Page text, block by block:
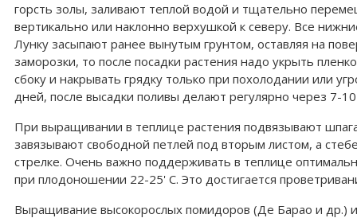
горсть золы, заливают теплой водой и тщательно
вертикально или наклонно верхушкой к северу. Все
Лунку засыпают ранее вынутым грунтом, оставляя на
заморозки, то после посадки растения надо укрыть
сбоку и накрывать грядку только при похолодании или
дней, после высадки поливы делают регулярно через 7-
При выращивании в теплице растения подвязывают
завязывают свободной петлей под вторым листом, а
стрелке. Очень важно поддерживать в теплице
при плодоношении 22-25' С. Это достигается
Выращивание высокорослых помидоров (Де Барао и др.)